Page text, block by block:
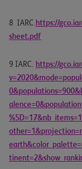
8 IARC. https://
sheet.pdf
9 IARC.
https://